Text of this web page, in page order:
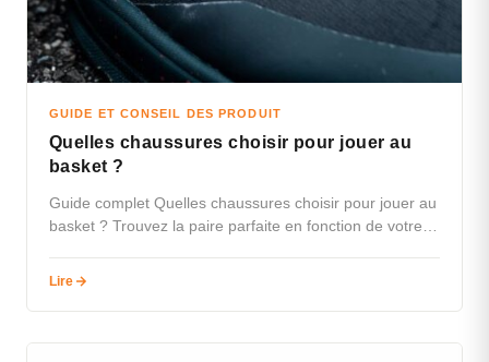
GUIDE ET CONSEIL DES PRODUIT
Quelles chaussures choisir pour jouer au
basket ?
Guide complet Quelles chaussures choisir pour jouer au
basket ? Trouvez la paire parfaite en fonction de votre
Lire